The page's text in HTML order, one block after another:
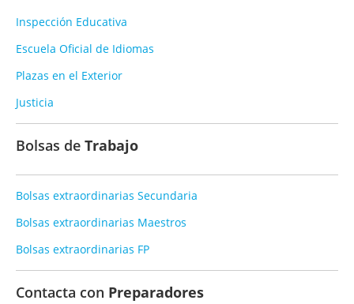
Inspección Educativa
Escuela Oficial de Idiomas
Plazas en el Exterior
Justicia
Bolsas de Trabajo
Bolsas extraordinarias Secundaria
Bolsas extraordinarias Maestros
Bolsas extraordinarias FP
Contacta con Preparadores